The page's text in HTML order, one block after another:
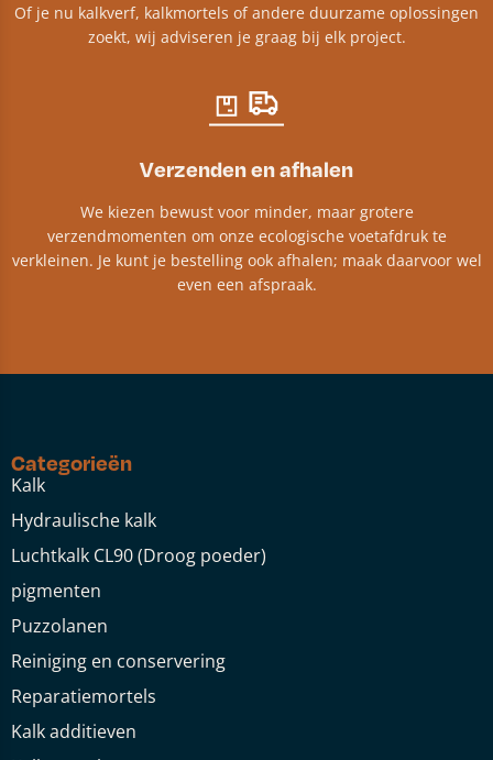
Of je nu kalkverf, kalkmortels of andere duurzame oplossingen
zoekt, wij adviseren je graag bij elk project.​
Verzenden en afhalen
We kiezen bewust voor minder, maar grotere
verzendmomenten om onze ecologische voetafdruk te
verkleinen. Je kunt je bestelling ook afhalen; maak daarvoor wel
even een afspraak.
Categorieën
Kalk
Hydraulische kalk
Luchtkalk CL90 (Droog poeder)
pigmenten
Puzzolanen
Reiniging en conservering
Reparatiemortels
Kalk additieven